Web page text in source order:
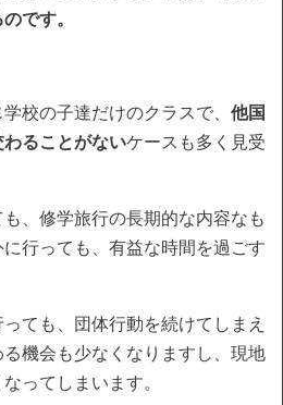
です。
校の子達だけのクラスで、 他国
ることがないケースも多く見受
、修学旅行の長期的な内容なも
行っても、有益な時間を過ごす
ても、団体行動を続けてしまえ
機会も少なくなりますし、現地
ってしまいます。